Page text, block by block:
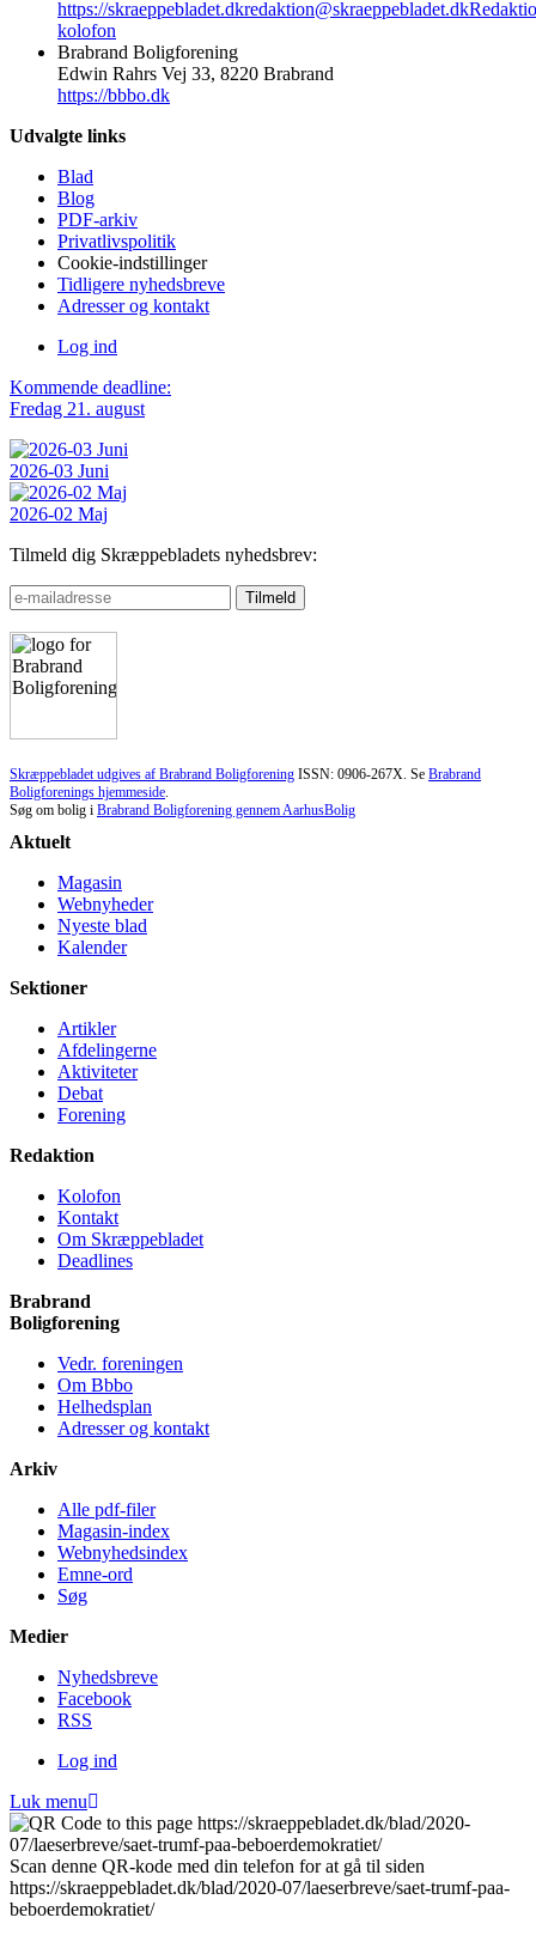
https://skraeppebladet.dkredaktion@skraeppebladet.dk
kolofon
Brabrand Boligforening
Edwin Rahrs Vej 33, 8220 Brabrand
https://bbbo.dk
Udvalgte links
Blad
Blog
PDF-arkiv
Privatlivspolitik
Cookie-indstillinger
Tidligere nyhedsbreve
Adresser og kontakt
Log ind
Kommende deadline:
Fredag 21. august
2026-03 Juni
2026-02 Maj
Tilmeld dig Skræppebladets nyhedsbrev:
Skræppebladet udgives af Brabrand Boligforening ISSN: 0906-267X. Se Brabrand
Boligforenings hjemmeside
Søg om bolig i Brabrand Boligforening gennem AarhusBolig
Aktuelt
Magasin
Webnyheder
Nyeste blad
Kalender
Sektioner
Artikler
Afdelingerne
Aktiviteter
Debat
Forening
Redaktion
Kolofon
Kontakt
Om Skræppe­bladet
Deadlines
Brabrand
Bolig­forening
Vedr. foreningen
Om Bbbo
Helheds­plan
Adresser og kontakt
Arkiv
Alle pdf-filer
Magasin-index
Webnyhedsindex
Emne-ord
Søg
Medier
Nyheds­breve
Facebook
RSS
Log ind
Luk menu
Scan denne QR-kode med din telefon for at gå til siden
https://skraeppebladet.dk/blad/2020-07/laeserbreve/saet-trumf-paa-
beboerdemokratiet/